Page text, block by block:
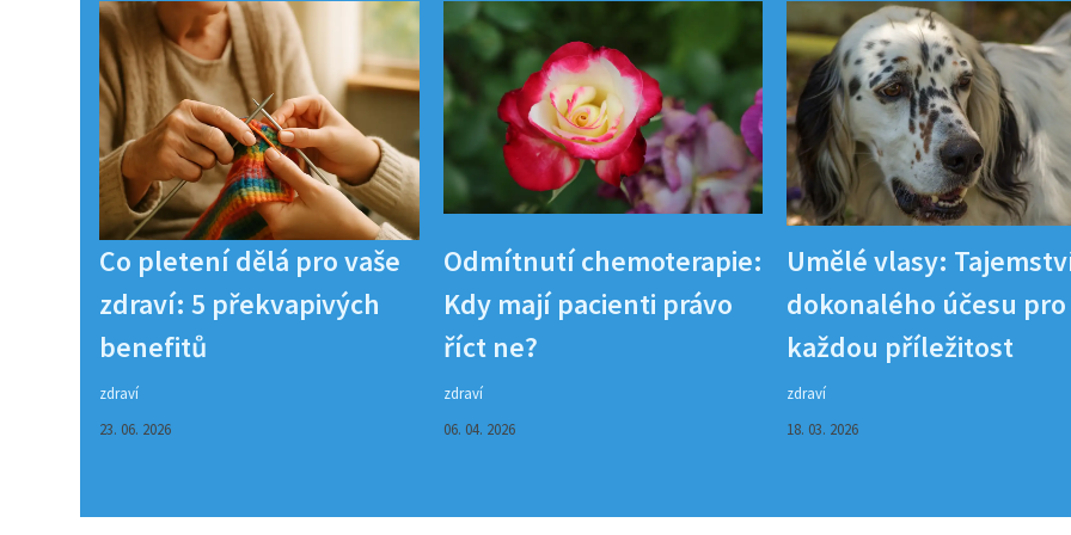
Co pletení dělá pro vaše
zdraví: 5 překvapivých
benefitů
zdraví
23. 06. 2026
Odmítnutí chemoterapie:
Kdy mají pacienti právo
říct ne?
zdraví
06. 04. 2026
Umělé vlasy:
dokonalého účesu pro
každou příležitost
zdraví
18. 03. 2026